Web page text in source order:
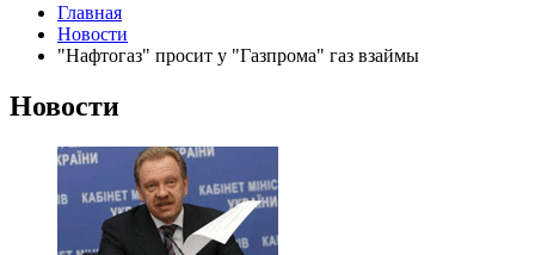
Главная
Новости
"Нафтогаз" просит у "Газпрома" газ взаймы
Новости